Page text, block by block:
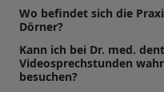
Wo befindet sich die
Dörner?
Kann ich bei Dr. med.
Videosprechstunden
besuchen?